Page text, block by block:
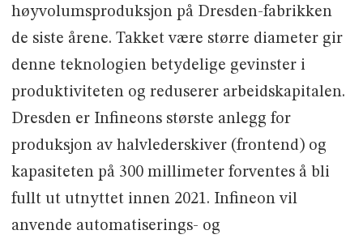
høyvolumsproduksjon på Dresden-fabrikken
de siste årene. Takket være større diameter gir
denne teknologien betydelige gevinster i
produktiviteten og reduserer arbeidskapitalen.
Dresden er Infineons største anlegg for
produksjon av halvlederskiver (frontend) og
kapasiteten på 300 millimeter forventes å bli
fullt ut utnyttet innen 2021. Infineon vil
anvende automatiserings- og